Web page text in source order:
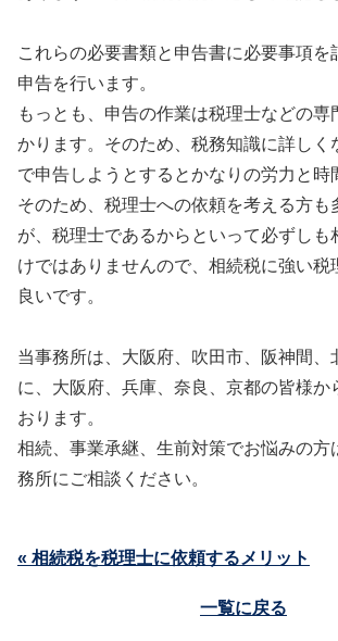
これらの必要書類と申告書に必要事項を
申告を行います。
もっとも、申告の作業は税理士などの専
かります。そのため、税務知識に詳しく
で申告しようとするとかなりの労力と時
そのため、税理士への依頼を考える方も
が、税理士であるからといって必ずしも
けではありませんので、相続税に強い税
良いです。
当事務所は、大阪府、吹田市、阪神間、
に、大阪府、兵庫、奈良、京都の皆様か
おります。
相続、事業承継、生前対策でお悩みの方
務所にご相談ください。
« 相続税を税理士に依頼するメリット
一覧に戻る